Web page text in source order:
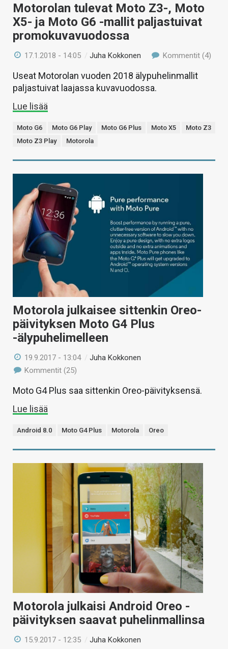
Motorolan tulevat Moto Z3-, Moto
X5- ja Moto G6 -mallit paljastuivat
promokuvavuodossa
17.1.2018 - 14:05 /Juha Kokkonen Kommentit (4)
Useat Motorolan vuoden 2018 älypuhelinmallit
paljastuivat laajassa kuvavuodossa.
Lue lisää
Moto G6 Moto G6 Play Moto G6 Plus Moto X5
Moto Z3
Moto Z3 Play
Motorola
Motorola julkaisee sittenkin Oreo-
päivityksen Moto G4 Plus
-älypuhelimelleen
19.9.2017 - 13:04 /Juha Kokkonen
Kommentit (25)
Moto G4 Plus saa sittenkin Oreo-päivityksensä.
Lue lisää
Android 8.0 Moto G4 Plus Motorola Oreo
Motorola julkaisi Android Oreo -
päivityksen saavat puhelinmallinsa
15.9.2017 - 12:35 /Juha Kokkonen